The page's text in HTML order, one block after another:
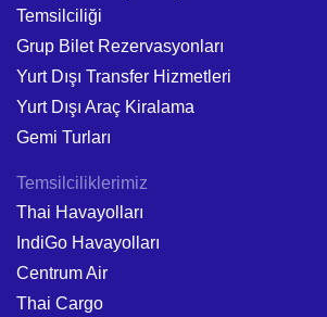
Temsilciliği
Grup Bilet Rezervasyonları
Yurt Dışı Transfer Hizmetleri
Yurt Dışı Araç Kiralama
Gemi Turları
Temsilciliklerimiz
Thai Havayolları
IndiGo Havayolları
Centrum Air
Thai Cargo